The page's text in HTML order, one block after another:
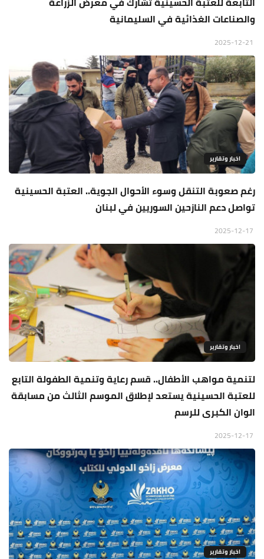
والصناعات الغذائية في السليمانية
اخبار وتقارير
رغم صعوبة التنقل وسوء الأحوال الجوية.. العتبة الحسينية
تواصل دعم النازحين السوريين في لبنان
اخبار وتقارير
لتنمية مواهب الأطفال.. قسم رعاية وتنمية الطفولة التابع
للعتبة الحسينية يستعد لإطلاق الموسم الثالث من مسابقة
الوان الكبرى للرسم
اخبار وتقارير